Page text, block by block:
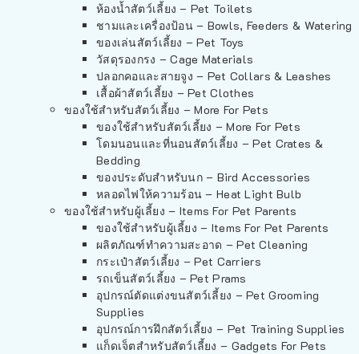
ห้องน้ำสัตว์เลี้ยง – Pet Toilets
ชามและเครื่องป้อน – Bowls, Feeders & Watering
ของเล่นสัตว์เลี้ยง – Pet Toys
วัสดุรองกรง – Cage Materials
ปลอกคอและสายจูง – Pet Collars & Leashes
เสื้อผ้าสัตว์เลี้ยง – Pet Clothes
ของใช้สำหรับสัตว์เลี้ยง – More For Pets
ของใช้สำหรับสัตว์เลี้ยง – More For Pets
โดมนอนและที่นอนสัตว์เลี้ยง – Pet Crates &
Bedding
ของประดับสำหรับนก – Bird Accessories
หลอดไฟให้ความร้อน – Heat Light Bulb
ของใช้สำหรับผู้เลี้ยง – Items For Pet Parents
ของใช้สำหรับผู้เลี้ยง – Items For Pet Parents
ผลิตภัณฑ์ทำความสะอาด – Pet Cleaning
กระเป๋าสัตว์เลี้ยง – Pet Carriers
รถเข็นสัตว์เลี้ยง – Pet Prams
อุปกรณ์ตัดแต่งขนสัตว์เลี้ยง – Pet Grooming
Supplies
อุปกรณ์การฝึกสัตว์เลี้ยง – Pet Training Supplies
แก็ดเจ็ตสำหรับสัตว์เลี้ยง – Gadgets For Pets